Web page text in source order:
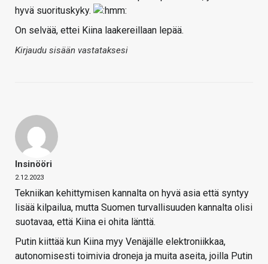
hyvä suorituskyky.
On selvää, ettei Kiina laakereillaan lepää.
Kirjaudu sisään vastataksesi
Insinööri
2.12.2023
Tekniikan kehittymisen kannalta on hyvä asia että syntyy
lisää kilpailua, mutta Suomen turvallisuuden kannalta olisi
suotavaa, että Kiina ei ohita länttä.
Putin kiittää kun Kiina myy Venäjälle elektroniikkaa,
autonomisesti toimivia droneja ja muita aseita, joilla Putin